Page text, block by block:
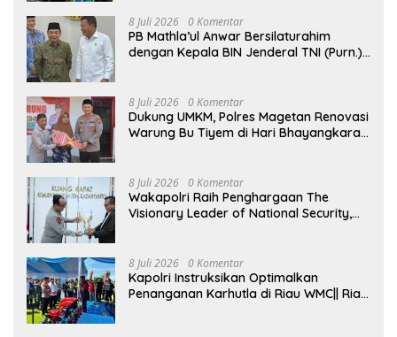
8 Juli 2026 0 Komentar
PB Mathla’ul Anwar Bersilaturahim
dengan Kepala BIN Jenderal TNI (Purn.)
8 Juli 2026 0 Komentar
Dukung UMKM, Polres Magetan Renovasi
Warung Bu Tiyem di Hari Bhayangkara
8 Juli 2026 0 Komentar
Wakapolri Raih Penghargaan The
Visionary Leader of National Security,
8 Juli 2026 0 Komentar
Kapolri Instruksikan Optimalkan
Penanganan Karhutla di Riau WMC|| Riau